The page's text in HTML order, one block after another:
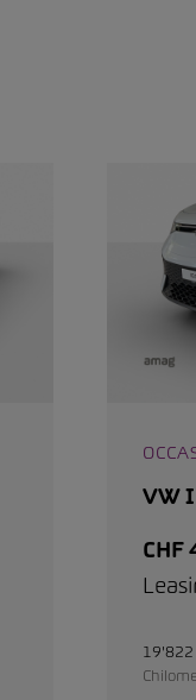
VW
CHF
19'822